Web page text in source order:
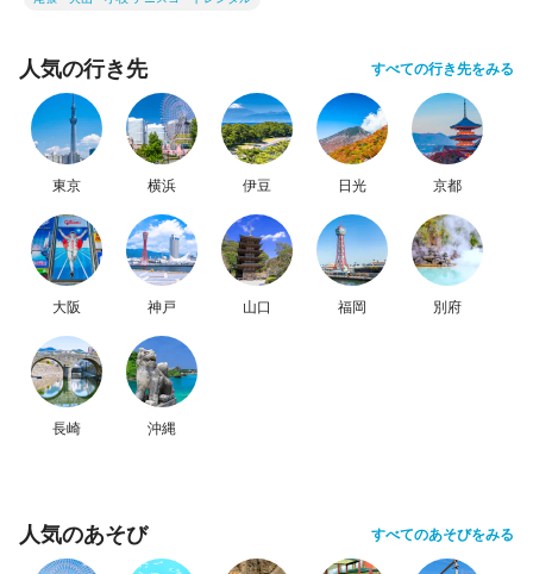
人気の行き先 すべての行き先をみる
東京 横浜 伊豆 日光 京都
大阪 神戸 山口 福岡 別府
長崎 沖縄
人気のあそび すべてのあそびをみる